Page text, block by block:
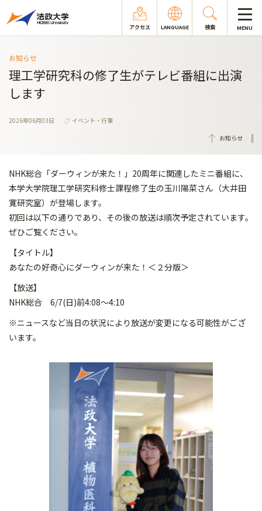
アクセス LANGUAGE 検索 MENU
お知らせ
理工学研究科の修了生がテレビ番組に出演
します
2026年06月03日
イベント・行事
お知らせ
NHK総合「ダーウィンが来た！」20周年に関連したミニ番組に、
本学大学院理工学研究科修士課程修了生の玉川陽菜さん（大井田
寛研究室）が登場します。
初回は以下の通りであり、その後の放送は順次予定されています。
ぜひご覧ください。
【タイトル】
あなたの好奇心にダーウィンが来た！＜２分版＞
【放送】
NHK総合 6/7(日)前4:08～4:10
※ニュースなど当日の状況により放送が変更になる可能性がござ
います。